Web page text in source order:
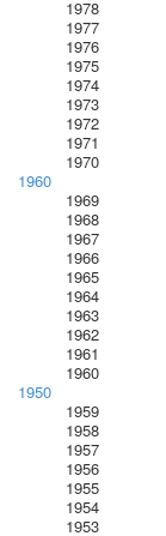
1978
1977
1976
1975
1974
1973
1972
1971
1970
1960
1969
1968
1967
1966
1965
1964
1963
1962
1961
1960
1950
1959
1958
1957
1956
1955
1954
1953